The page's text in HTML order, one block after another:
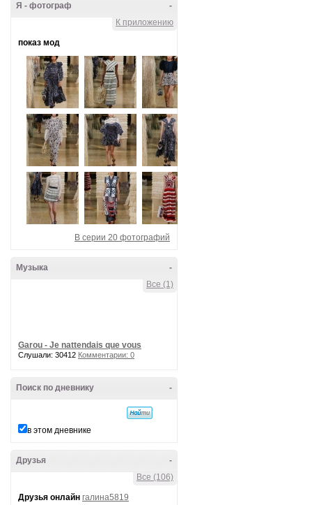
-
Я - фотограф
К приложению
показ мод
В серии 20 фотографий
-
Музыка
Все (1)
Garou - Je nattendais que vous
Слушали: 30412 Комментарии: 0
-
Поиск по дневнику
в этом дневнике
-
Друзья
Все (106)
Друзья онлайн галина5819